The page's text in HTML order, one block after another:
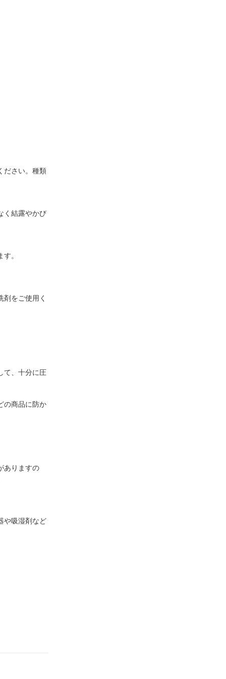
ださい。種類
く結露やかび
。
をご使用く
て、十分に圧
の商品に防か
ありますの
や吸湿剤など